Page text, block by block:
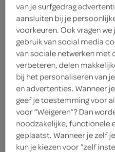
6 zongedroogde tomaatjes
2 eetlepels maizena
200 gram belegen kaas
600 gram jonge kaas
500 milliliter droge witte wijn
1 teentje knoflook
30 druiven
van je surfgedrag
aansluiten bij je
voorkeuren. Ook vragen
gebruik van social media
van sociale netwerken met
verbeteren, delen
bij het personaliseren van
en advertenties. Wanneer
geef je toestemming voor
voor “Weigeren”? Dan
noodzakelijke, functionele
geplaatst. Wanneer je zelf
kun je kiezen voor “zelf